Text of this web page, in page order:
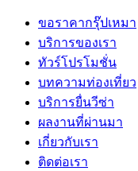
ขอราคากรุ๊ปเหมา
บริการของเรา
ทัวร์โปรโมชั่น
บทความท่องเที่ยว
บริการยื่นวีซ่า
ผลงานที่ผ่านมา
เกี่ยวกับเรา
ติดต่อเรา